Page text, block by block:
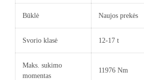
Būklė Naujos prekės
Svorio klasė 12-17 t
Maks. sukimo
momentas
11976 Nm